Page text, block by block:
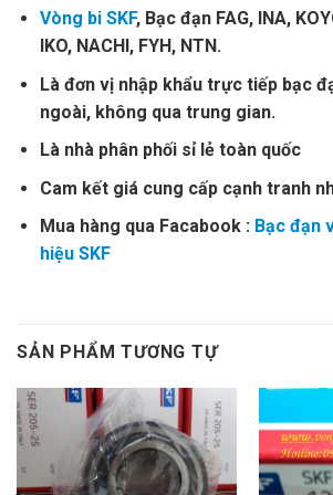
Vòng bi SKF, Bạc đạn FAG, INA,
IKO, NACHI, FYH, NTN.
Là đơn vị nhập khẩu trực tiếp bạc
ngoài, không qua trung gian.
Là nhà phân phối sỉ lẻ toàn quốc
Cam kết giá cung cấp cạnh tranh
Mua hàng qua Facabook : Bạc đạn
hiệu SKF
SẢN PHẨM TƯƠNG TỰ